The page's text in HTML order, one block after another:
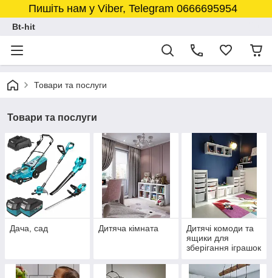
Пишіть нам у Viber, Telegram 0666695954
Bt-hit
Товари та послуги
Товари та послуги
Дача, сад Дитяча кімната
Дитячі комоди та
ящики для
зберігання іграшок